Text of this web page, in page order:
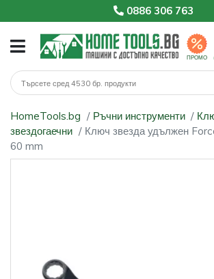
0886 306 763
ПРОМО
HomeTools.bg Ръчни инструменти
звездогаечни
Ключ звезда удължен
60 mm